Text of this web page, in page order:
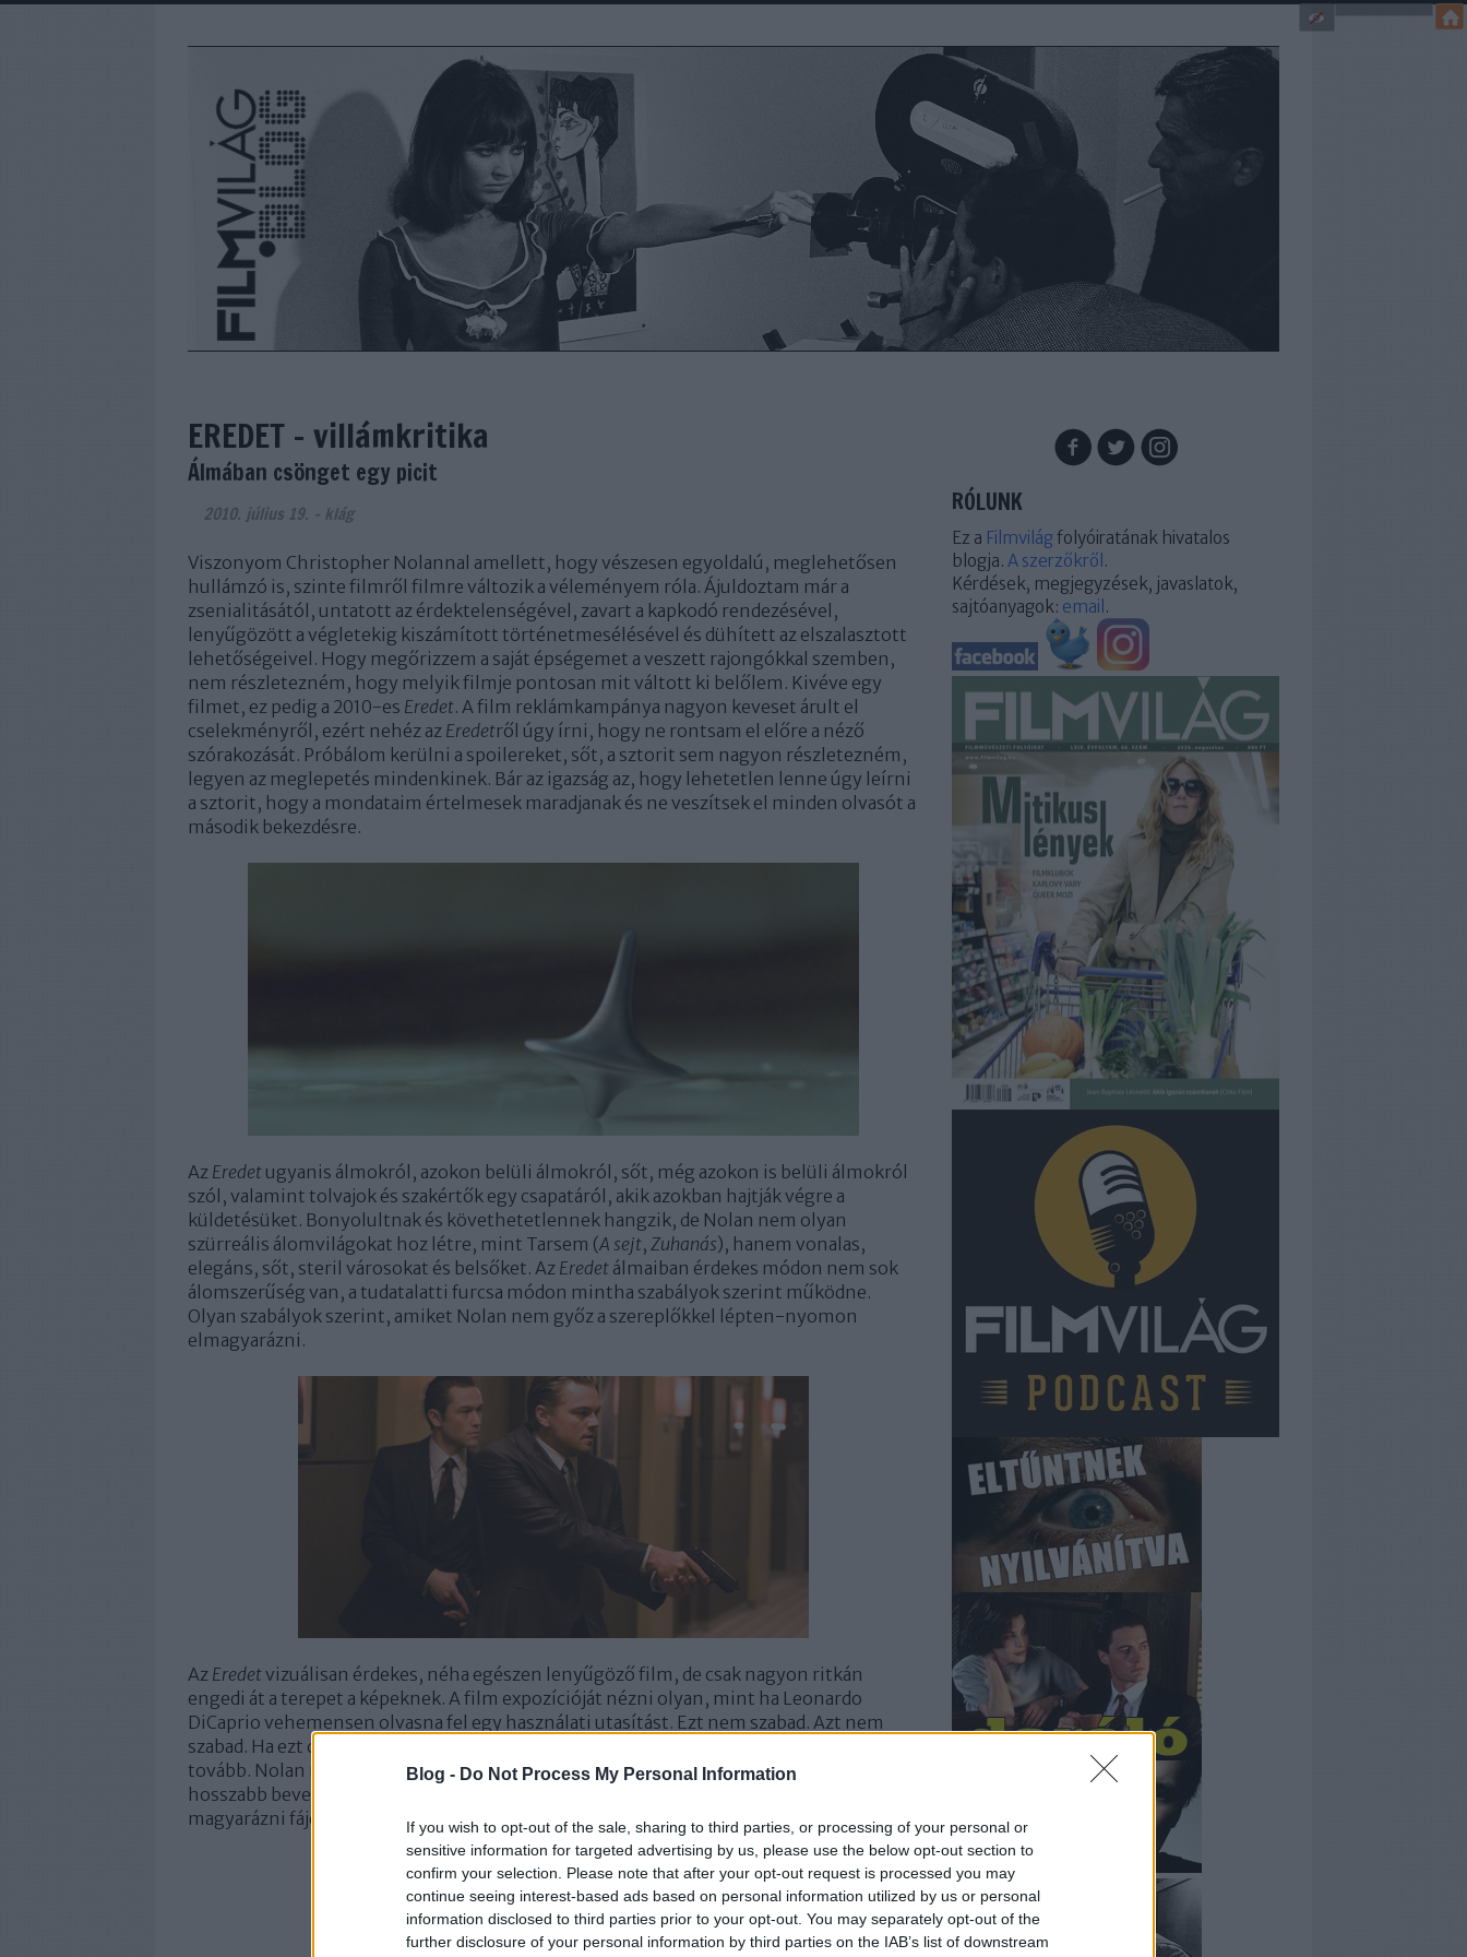
Blog - Do Not Process My Personal Information
If you wish to opt-out of the sale, sharing to third parties, or processing of your personal or
sensitive information for targeted advertising by us, please use the below opt-out section to
confirm your selection. Please note that after your opt-out request is processed you may
continue seeing interest-based ads based on personal information utilized by us or personal
information disclosed to third parties prior to your opt-out. You may separately opt-out of the
further disclosure of your personal information by third parties on the IAB’s list of downstream
EREDET - villámkritika
Álmában csönget egy picit
2010. július 19. - klág
Viszonyom Christopher Nolannal amellett, hogy vészesen egyoldalú, meglehetősen
hullámzó is, szinte filmről filmre változik a véleményem róla. Ájuldoztam már a
zsenialitásától, untatott az érdektelenségével, zavart a kapkodó rendezésével,
lenyűgözött a végletekig kiszámított történetmesélésével és dühített az elszalasztott
lehetőségeivel. Hogy megőrizzem a saját épségemet a veszett rajongókkal szemben,
nem részletezném, hogy melyik filmje pontosan mit váltott ki belőlem. Kivéve egy
filmet, ez pedig a 2010-es Eredet. A film reklámkampánya nagyon keveset árult el
cselekményről, ezért nehéz az Eredetről úgy írni, hogy ne rontsam el előre a néző
szórakozását. Próbálom kerülni a spoilereket, sőt, a sztorit sem nagyon részletezném,
legyen az meglepetés mindenkinek. Bár az igazság az, hogy lehetetlen lenne úgy leírni
a sztorit, hogy a mondataim értelmesek maradjanak és ne veszítsek el minden olvasót a
második bekezdésre.
Az Eredet ugyanis álmokról, azokon belüli álmokról, sőt, még azokon is belüli álmokról
szól, valamint tolvajok és szakértők egy csapatáról, akik azokban hajtják végre a
küldetésüket. Bonyolultnak és követhetetlennek hangzik, de Nolan nem olyan
szürreális álomvilágokat hoz létre, mint Tarsem (A sejt, Zuhanás), hanem vonalas,
elegáns, sőt, steril városokat és belsőket. Az Eredet álmaiban érdekes módon nem sok
álomszerűség van, a tudatalatti furcsa módon mintha szabályok szerint működne.
Olyan szabályok szerint, amiket Nolan nem győz a szereplőkkel lépten-nyomon
elmagyarázni.
Az Eredetvizuálisan érdekes, néha egészen lenyűgöző film, de csak nagyon ritkán
engedi át a terepet a képeknek. A film expozícióját nézni olyan, mint ha Leonardo
DiCaprio vehemensen olvasna fel egy használati utasítást. Ezt nem szabad. Azt nem
szabad. Ha ezt csinálod, ez lesz. Ha azt, amaz lesz. Ha kombinálod, akkor vigyázz. És így
tovább. Nolan ráadásul nem éri be azzal, hogy elmondatja a szereplőivel, hanem
hosszabb bevezetések után meg is mutat mindent, amit elmeséltetett. Álomlogikát
magyarázni fájdalmasan unalmas dolog, főleg, hogy minden misztikuma eltűnik tőle.
RÓLUNK
Ez a Filmvilágfolyóiratának hivatalos
blogja. A szerzőkről .
Kérdések, megjegyzések, javaslatok,
sajtóanyagok: email .